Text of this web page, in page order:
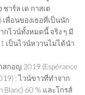
าร์ล เด กาสเต
เพื่อนของเธอที่เป็นนัก
ไวน์ทั้งหมดนี้ จริง ๆ มี
เป็นไวน์หวานไม่ได้นำ
สกอญ 2019 (Espérance
: ไวน์ขาวที่ทำจาก
60 % และโกรส์